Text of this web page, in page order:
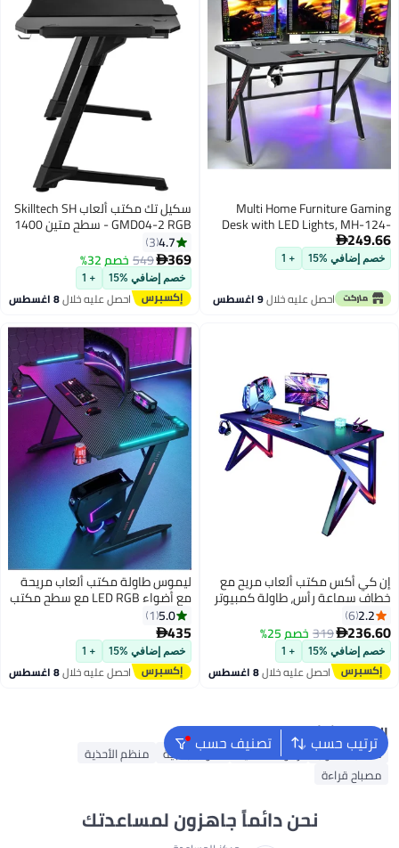
Multi Home Furniture Gaming
Desk with LED Lights, MH-124-
BLACK Cup Holder & Headphone
Hook – 120x60x75 cm
249.66
خصم إضافي %15 + 1
احصل عليه خلال9 اغسطس
سكيل تك مكتب ألعاب Skilltech SH
GMD04-2 RGB - سطح متين 1400
× 700 مم، صينية كابلات، حامل
مشروبات وخطاف سماعة رأس،
أسود
4.7
3
369
549 خصم 32%
خصم إضافي %15 + 1
احصل عليه خلال8 اغسطس
إن كي أكس مكتب ألعاب مريح مع
خطاف سماعة رأس، طاولة كمبيوتر
سوداء 120 سم
2.2
6
236.60
319 خصم 25%
خصم إضافي %15 + 1
احصل عليه خلال8 اغسطس
ليموس طاولة مكتب ألعاب مريحة
مع أضواء LED RGB مع سطح مكتب
من ألياف الكربون وحامل أكواب
وخطاف سماعة رأس باللون الأسود
5.0
1
435
خصم إضافي %15 + 1
احصل عليه خلال8 اغسطس
ترتيب حسب تصنيف حسب البحث الشائع
مكتب حاسوب رفوف الأحذية طاولة جانبية
منظم الأحذية
مصباح قراءة
نحن دائماً جاهزون لمساعدتك